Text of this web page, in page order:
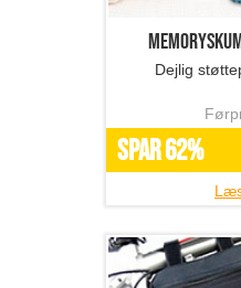
Dejlig
SPAR 62%